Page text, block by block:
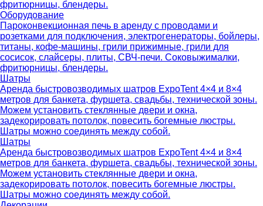
фритюрницы, блендеры.
Оборудование
Пароконвекционная печь в аренду с проводами и
розетками для подключения, электрогенераторы, бойлеры,
титаны, кофе-машины, грили прижимные, грили для
сосисок, слайсеры, плиты, СВЧ-печи. Соковыжималки,
фритюрницы, блендеры.
Шатры
Аренда быстровозводимых шатров ExpoTent 4×4 и 8×4
метров для банкета, фуршета, свадьбы, технической зоны.
Можем установить стеклянные двери и окна,
задекорировать потолок, повесить богемные люстры.
Шатры можно соединять между собой.
Шатры
Аренда быстровозводимых шатров ExpoTent 4×4 и 8×4
метров для банкета, фуршета, свадьбы, технической зоны.
Можем установить стеклянные двери и окна,
задекорировать потолок, повесить богемные люстры.
Шатры можно соединять между собой.